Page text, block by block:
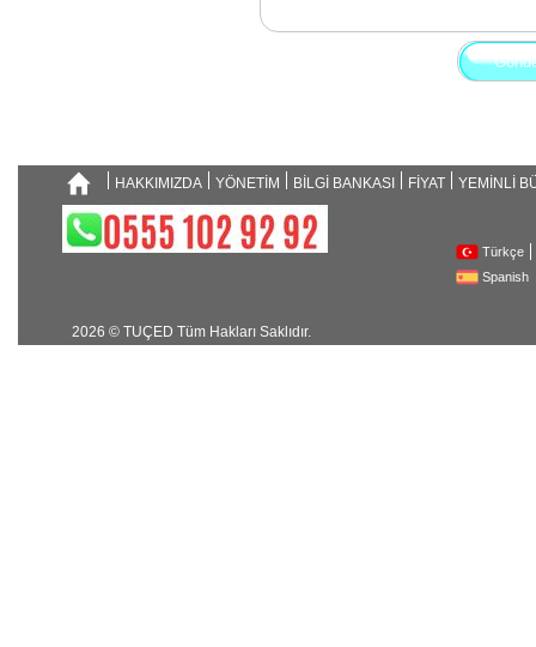
HAKKIMIZDA YÖNETİM BİLGİ BANKASI FİYAT YEMİNLİ
2026 © TUÇED Tüm Hakları Saklıdır.
Türkçe
Spanish